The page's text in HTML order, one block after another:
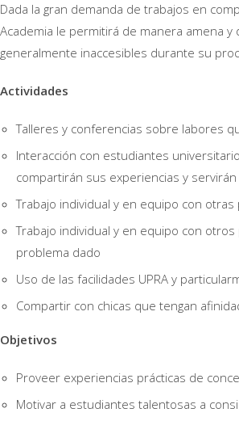
Dada la gran demanda de trabajos en
Academia le permitirá de manera amena
generalmente inaccesibles durante su
Actividades
Talleres y conferencias sobre labores
Interacción con estudiantes
compartirán sus experiencias y
Trabajo individual y en equipo con
Trabajo individual y en equipo con
problema dado
Uso de las facilidades UPRA y
Compartir con chicas que tengan
Objetivos
Proveer experiencias prácticas de
Motivar a estudiantes talentosas a